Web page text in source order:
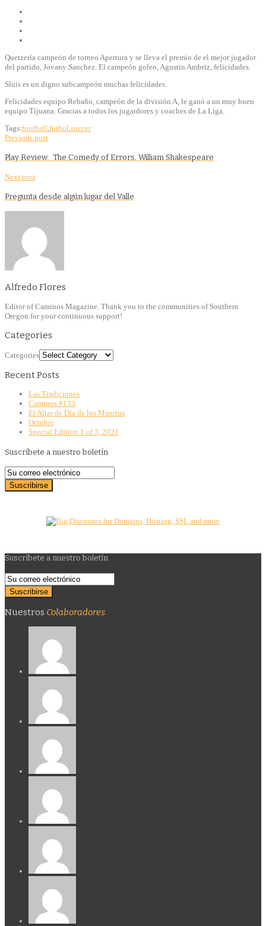
Quetzería campeón de torneo Apertura y se lleva el premio de el mejor jugador
del partido, Jovany Sanchez. El campeón goleo, Agustin Ambriz, felicidades.
Sluis es un digno subcampeón muchas felicidades.
Felicidades equipo Rebaño, campeón de la división A, le ganó a un muy buen
equipo Tijuana. Gracias a todos los jugardores y coaches de La Liga.
Tags:football,futbol,soccer
Previous post
Play Review: The Comedy of Errors, William Shakespeare
Next post
Pregunta desde algún lugar del Valle
Alfredo Flores
Editor of Caminos Magazine. Thank you to the communities of Southern
Oregon for your continuous support!
Categories
Categories
Recent Posts
Las Tradiciones
Caminos #133
El Altar de Día de los Muertos
Octubre
Special Edition 1 of 3, 2021
Suscríbete a nuestro boletín
Suscríbete a nuestro boletín
Nuestros Colaboradores